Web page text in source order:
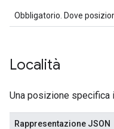
Obbligatorio. Dove
Località
Una posizione specifica
Rappresentazione JSON